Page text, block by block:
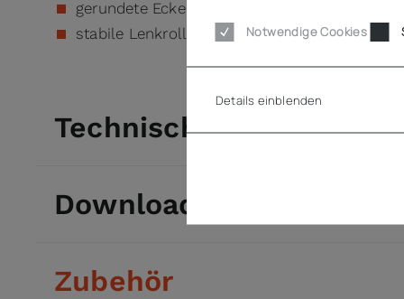
gerundete Ecken für Bedienerschutz
stabile Lenkrollen
Technische Daten
Downloads
Zubehör
Notwendige Cookies
Details einblenden